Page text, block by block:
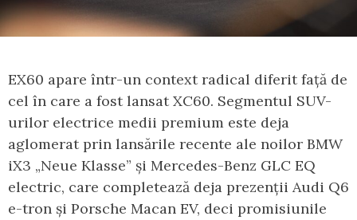
EX60 apare într-un context radical diferit față de
cel în care a fost lansat XC60. Segmentul SUV-
urilor electrice medii premium este deja
aglomerat prin lansările recente ale noilor BMW
iX3 „Neue Klasse” și Mercedes-Benz GLC EQ
electric, care completează deja prezenții Audi Q6
e-tron și Porsche Macan EV, deci promisiunile